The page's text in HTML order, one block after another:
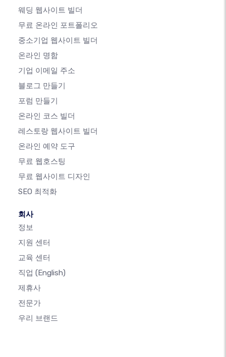
웨딩 웹사이트 빌더
무료 온라인 포트폴리오
중소기업 웹사이트 빌더
온라인 명함
기업 이메일 주소
블로그 만들기
포럼 만들기
온라인 코스 빌더
레스토랑 웹사이트 빌더
온라인 예약 도구
무료 웹호스팅
무료 웹사이트 디자인
SEO 최적화
회사
정보
지원 센터
교육 센터
직업 (English)
제휴사
전문가
우리 브랜드